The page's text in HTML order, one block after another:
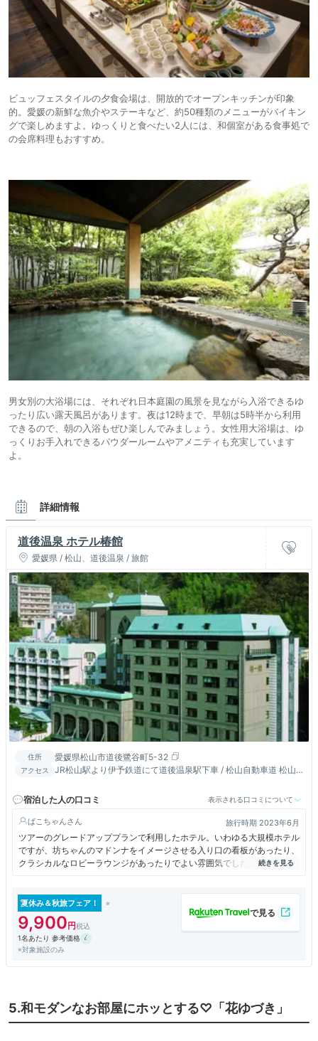
ビュッフェスタイルの夕食会場は、開放的でオープンキッチンが印象
的。愛媛の新鮮な魚介やステーキなど、約50種類のメニューがバイキン
グで楽しめますよ。ゆっくりと食べたい2人には、和個室がある食事処で
の会席料理もおすすめ。
男女別の大浴場には、それぞれ日本庭園の風景を見ながら入浴できるゆ
ったり広い露天風呂があります。夜は12時まで、早朝は5時半から利用
できるので、朝の入浴もぜひ楽しんでみましょう。女性用大浴場は、ゆ
っくりお手入れできるパウダールームやアメニティも充実しています
よ。
詳細情報
道後温泉 ホテル椿館
愛媛県 / 松山、道後温泉 / 旅館
住所 愛媛県松山市道後鷺谷町5-32
アクセス
JR松山駅より伊予鉄道にて道後温泉駅下車 / 松山自動車道 松山
宿泊した人の口コミ
表示される口コミについて
ばこちゃん 旅行時期 2023年6月
ツアーのグレードアッププランで利用したホテル。いわゆる大規模ホテル
ですが、坊ちゃんのマドンナをイメージさせる入り口の看板があったり、
クラシカルなロビーラウンジがあったりでよい雰囲気でした。露天風呂の
ある大浴場もあり、朝食ブッフェの種類も豊富でした。
夏休み＆秋旅フェア！
9,900
1名あたり 参考価格
※対象施設のみ
5.和モダンなお部屋にホッとする♡「花ゆづき」